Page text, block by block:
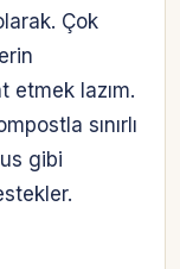
Çok
etmek lazım.
sınırlı
gibi